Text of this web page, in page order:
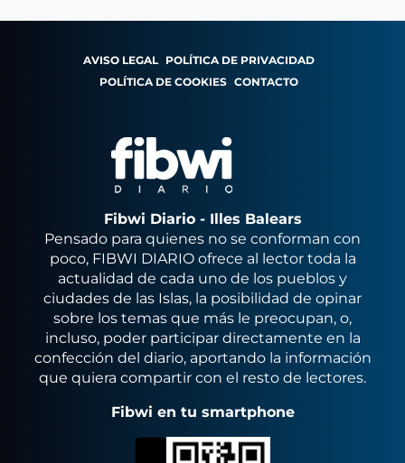
AVISO LEGAL POLÍTICA DE PRIVACIDAD
POLÍTICA DE COOKIES CONTACTO
Fibwi Diario - Illes Balears
Pensado para quienes no se conforman con
poco, FIBWI DIARIO ofrece al lector toda la
actualidad de cada uno de los pueblos y
ciudades de las Islas, la posibilidad de opinar
sobre los temas que más le preocupan, o,
incluso, poder participar directamente en la
confección del diario, aportando la información
que quiera compartir con el resto de lectores.
Fibwi en tu smartphone